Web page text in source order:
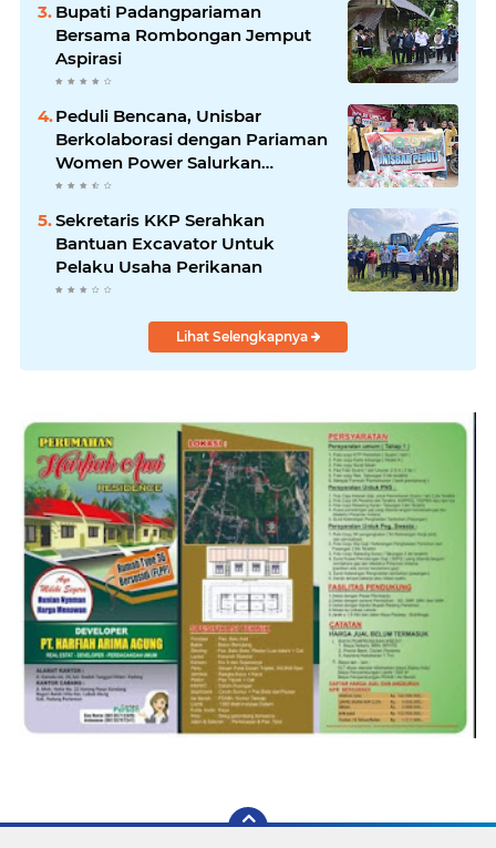
Bupati Padangpariaman
Bersama Rombongan Jemput
Aspirasi
Peduli Bencana, Unisbar
Berkolaborasi dengan Pariaman
Women Power Salurkan
Bantuan untuk Korban Banjir di
Padang
Sekretaris KKP Serahkan
Bantuan Excavator Untuk
Pelaku Usaha Perikanan
Lihat Selengkapnya